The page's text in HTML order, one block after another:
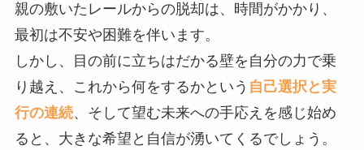
親の敷いたレールからの脱却は、時間がかかり、
最初は不安や困難を伴います。
しかし、目の前に立ちはだかる壁を自分の力で乗
り越え、これから何をするかという 自己選択と実
行の連続、そして望む未来への手応えを感じ始め
ると、大きな希望と自信が湧いてくるでしょう。